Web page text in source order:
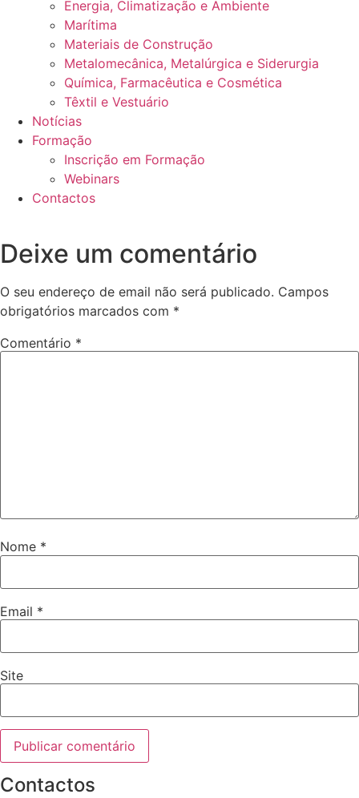
Energia, Climatização e Ambiente
Marítima
Materiais de Construção
Metalomecânica, Metalúrgica e Siderurgia
Química, Farmacêutica e Cosmética
Têxtil e Vestuário
Notícias
Formação
Inscrição em Formação
Webinars
Contactos
Deixe um comentário
O seu endereço de email não será publicado. Campos
obrigatórios marcados com *
Comentário *
Nome *
Email *
Site
Contactos